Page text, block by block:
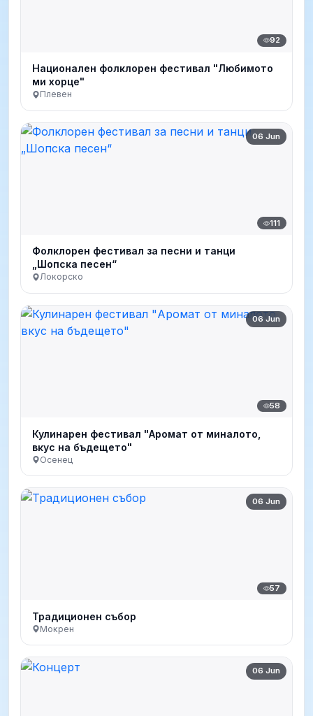
92
Национален фолклорен фестивал "Любимото
ми хорце"
Плевен
06 Jun
111
Фолклорен фестивал за песни и танци
„Шопска песен“
Локорско
06 Jun
58
Кулинарен фестивал "Аромат от миналото,
вкус на бъдещето"
Осенец
06 Jun
57
Традиционен събор
Мокрен
06 Jun